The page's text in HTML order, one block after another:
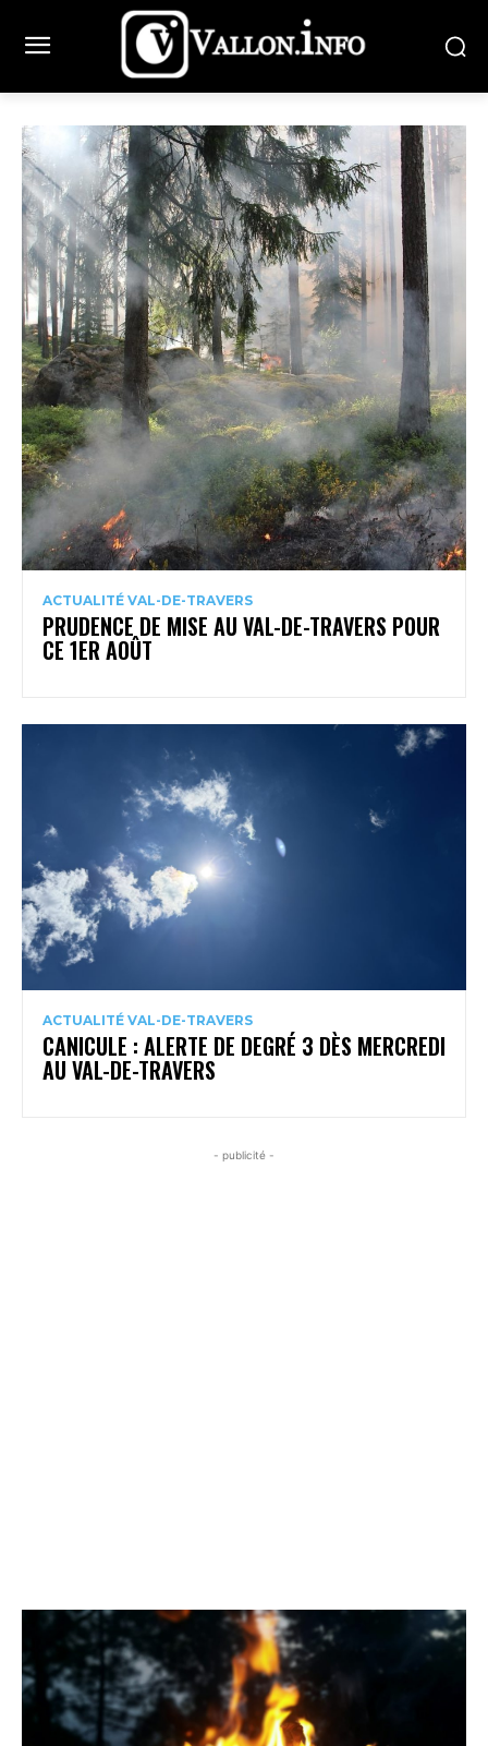
ACTUALITÉ VAL-DE-TRAVERS
PRUDENCE DE MISE AU VAL-DE-TRAVERS POUR
CE 1ER AOÛT
ACTUALITÉ VAL-DE-TRAVERS
CANICULE : ALERTE DE DEGRÉ 3 DÈS MERCREDI
AU VAL-DE-TRAVERS
- publicité -